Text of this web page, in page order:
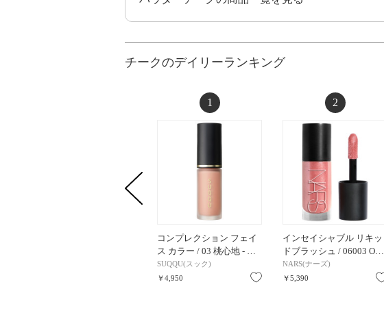
チークのデイリーランキング
1
コンプレクション フェイ
ス カラー / 03 桃心地 - …
SUQQU(スック)
￥4,950
お気に入り
2
インセイシャブル リキッ
ドブラッシュ / 06003 O…
NARS(ナーズ)
￥5,390